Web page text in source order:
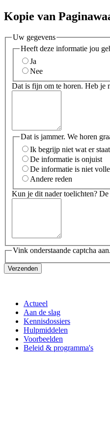
Kopie van
Uw gegevens
Heeft deze informatie jou
Ja
Nee
Dat is fijn om te horen. Heb je
Dat is jammer. We horen
Ik begrijp niet wat er staat
De informatie is onjuist
De informatie is niet
Andere reden
Kun je dit nader toelichten?
Vink onderstaande captcha
Verzenden
Actueel
Aan de slag
Kennisdossiers
Hulpmiddelen
Voorbeelden
Beleid & programma's